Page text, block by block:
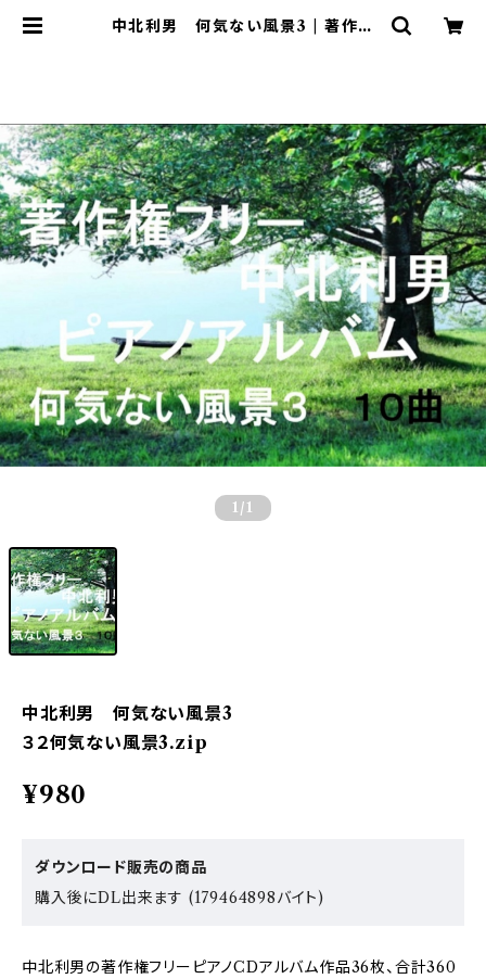
中北利男 何気ない風景3 | 著作権
1 /1
中北利男 何気ない風景3
３２何気ない風景3.zip
¥980
ダウンロード販売の商品
購入後にDL出来ます (179464898バイト)
中北利男の著作権フリーピアノCDアルバム作品36枚、合計360